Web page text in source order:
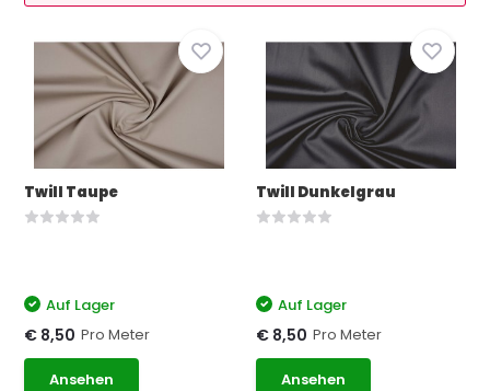
Twill Taupe
Auf Lager
€ 8,50 Pro Meter
Ansehen
Twill Dunkelgrau
Auf Lager
€ 8,50 Pro Meter
Ansehen